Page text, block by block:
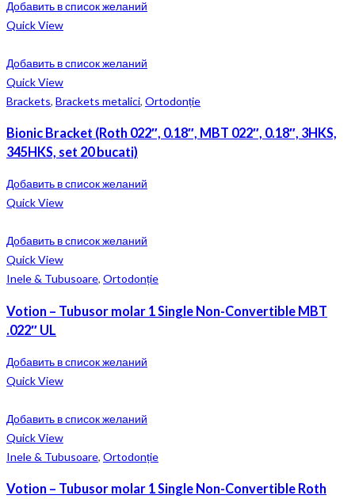
Добавить в список желаний
Quick View
Добавить в список желаний
Quick View
Brackets, Brackets metalici, Ortodonție
Bionic Bracket (Roth 022″, 0.18″, MBT 022″, 0.18″, 3HKS,
345HKS, set 20 bucati)
Добавить в список желаний
Quick View
Добавить в список желаний
Quick View
Inele & Tubusoare, Ortodonție
Votion – Tubusor molar 1 Single Non-Convertible MBT
.022″ UL
Добавить в список желаний
Quick View
Добавить в список желаний
Quick View
Inele & Tubusoare, Ortodonție
Votion – Tubusor molar 1 Single Non-Convertible Roth